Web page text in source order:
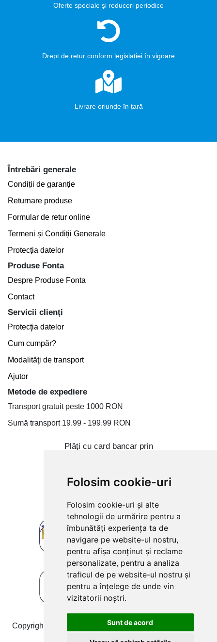
Folosim cookie-uri
Folosim cookie-uri și alte
tehnologii de urmărire pentru a
îmbunătăți experiența ta de
navigare pe website-ul nostru,
pentru afișa conținut și reclame
personalizate, pentru a analiza
traficul de pe website-ul nostru și
pentru a înțelege de unde vin
vizitatorii noștri.
Sunt de acord
Oferte speciale și reduceri periodice
Drept de retur conform legislației în vigoare
Livrare oriunde în țară
Întrebări generale
Condiții de garanție
Returnare produse
Formular de retur online
Termeni și Condiții Generale
Protecția datelor
Produse Fonta
Despre Produse Fonta
Contact
Servicii clienți
Protecţia datelor
Cum cumpăr?
Modalităţi de transport
Ajutor
Metode de expediere
Transport gratuit peste 1000 RON
Sumă transport 19.99 - 199.99 RON
Plăți cu card bancar prin
Copyright © 2009-2026 produsefonta.ro. Toate drepturile